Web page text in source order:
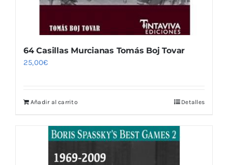
64 Casillas Murcianas Tomás Boj Tovar
25,00€
Añadir al carrito Detalles